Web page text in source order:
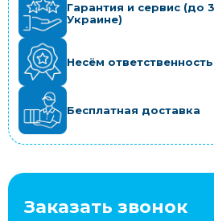
Гарантия и сервис (до
Украине)
Несём
Бесплатная доставка
Заказать звонок